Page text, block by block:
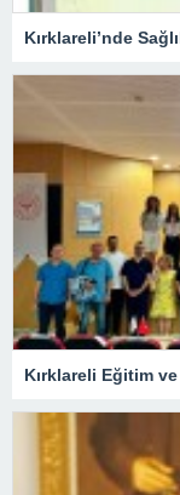
Kırklareli’nde